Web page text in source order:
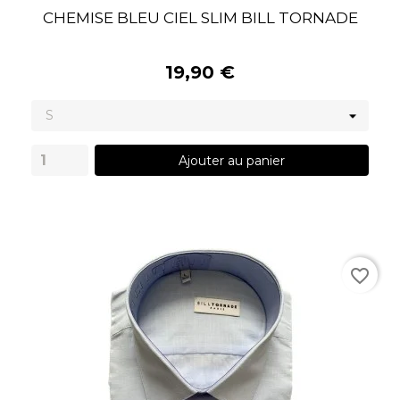
CHEMISE BLEU CIEL SLIM BILL TORNADE
19,90 €
Ajouter au panier
favorite_border